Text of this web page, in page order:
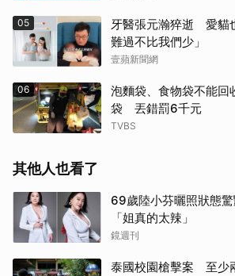
05
牙醫張元瀚猝逝 愛貓
難過不比我們少」
壹蘋新聞網
06
泡麵袋、食物袋不能回
袋 丟錯罰6千元
TVBS
其他人也看了
69歲陸小芬曬照狀態
「姐真的太辣」
鏡週刊
泰國校園槍擊案 至少